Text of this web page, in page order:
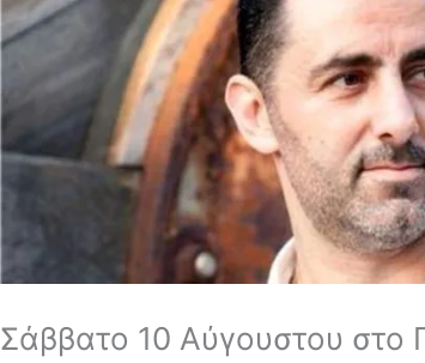
Σάββατο 10 Αύγουστου στο